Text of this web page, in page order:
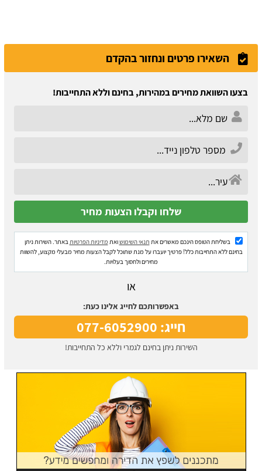
השאירו פרטים ונחזור בהקדם
בצעו השוואת מחירים במהירות, בחינם וללא התחייבות!
בשליחת הטופס הינכם מאשרים את תנאי השימושואת מדיניות הפרטיותבאתר. השירות ניתן
בחינם ללא התחייבות כלל! פרטיך יועברו על מנת שתוכל לקבל הצעות מחיר מבעלי מקצוע, להשוות
מחירים ולחסוך בעלויות.
או
באפשרותכם לחייג אלינו כעת:
חייג: 077-6052900
השירות ניתן בחינם לגמרי וללא כל התחייבות!